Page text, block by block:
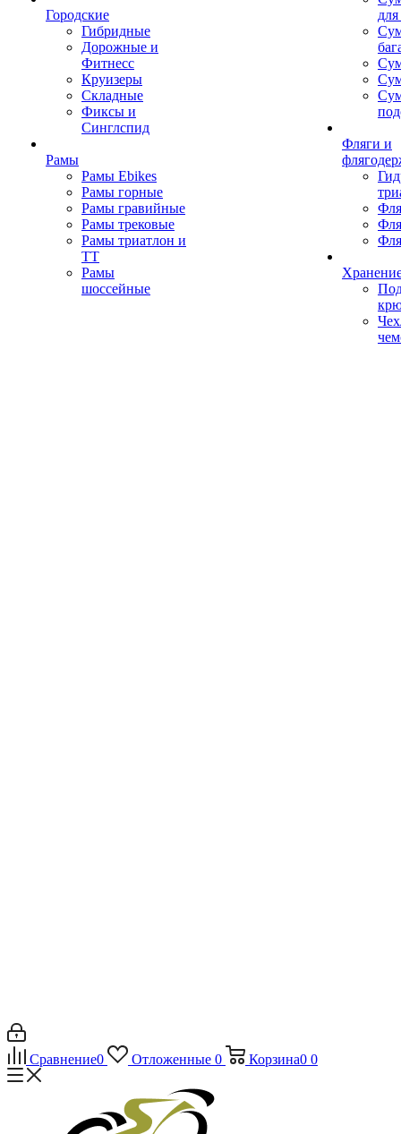
Городские
Гибридные
Дорожные и
Фитнесс
Круизеры
Складные
Фиксы и
Синглспид
Рамы
Рамы Ebikes
Рамы горные
Рамы гравийные
Рамы трековые
Рамы триатлон и
ТТ
Рамы
шоссейные
Фляги и
Сравнение0 Отложенные 0 Корзина0 0